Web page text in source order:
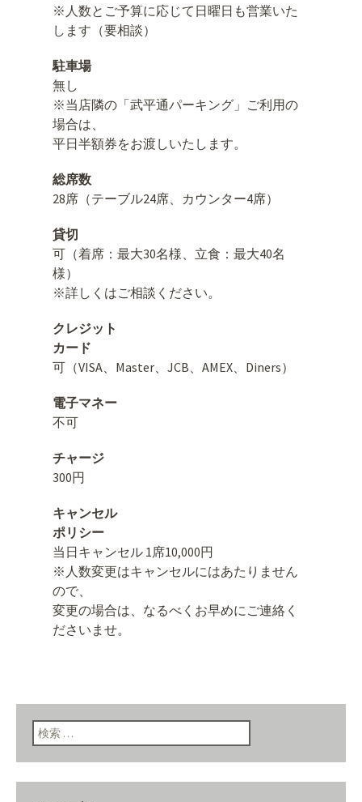
※人数とご予算に応じて日曜日も営業いた
します（要相談）
駐車場
無し
※当店隣の「武平通パーキング」ご利用の
場合は、
平日半額券をお渡しいたします。
総席数
28席（テーブル24席、カウンター4席）
貸切
可（着席：最大30名様、立食：最大40名
様）
※詳しくはご相談ください。
クレジット
カード
可（VISA、Master、JCB、AMEX、Diners）
電子マネー
不可
チャージ
300円
キャンセル
ポリシー
当日キャンセル 1席10,000円
※人数変更はキャンセルにはあたりません
ので、
変更の場合は、なるべくお早めにご連絡く
ださいませ。
検索: